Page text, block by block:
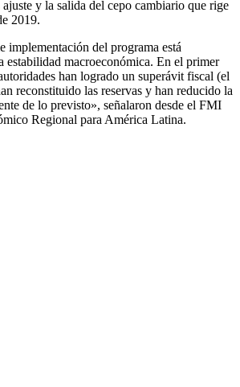
ajuste y la salida del cepo cambiario que rige
2019.
implementación del programa está
estabilidad macroeconómica. En el primer
han logrado un superávit fiscal (el
reconstituido las reservas y han reducido la
de lo previsto», señalaron desde el FMI
Regional para América Latina.